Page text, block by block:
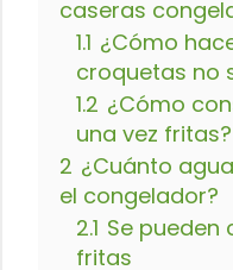
caseras
1.1 ¿Cómo
croquetas no
1.2 ¿Cómo
una vez fritas?
2 ¿Cuánto
el congelador?
2.1 Se pueden
fritas